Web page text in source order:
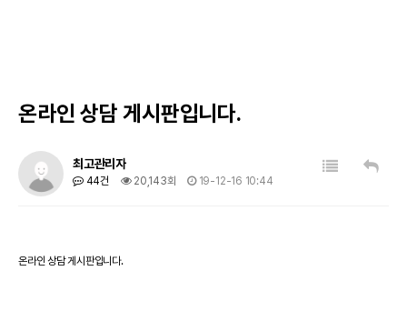
온라인 상담 게시판입니다.
최고관리자
44건 20,143회 19-12-16 10:44
온라인 상담 게시판입니다.